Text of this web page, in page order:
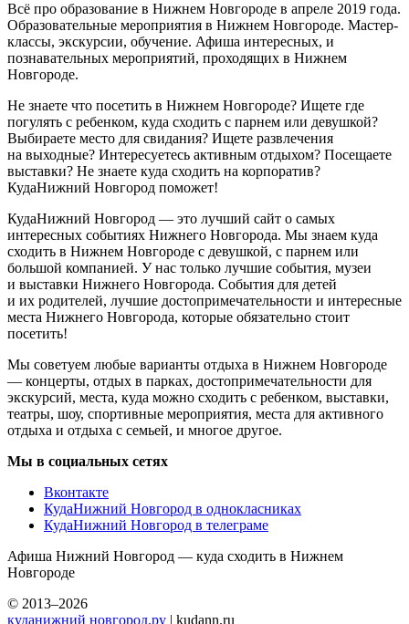
Всё про образование в Нижнем Новгороде в апреле 2019 года.
Образовательные мероприятия в Нижнем Новгороде. Мастер-
классы, экскурсии, обучение. Афиша интересных, и
познавательных мероприятий, проходящих в Нижнем
Новгороде.
Не знаете что посетить в Нижнем Новгороде? Ищете где
погулять с ребенком, куда сходить с парнем или девушкой?
Выбираете место для свидания? Ищете развлечения
на выходные? Интересуетесь активным отдыхом? Посещаете
выставки? Не знаете куда сходить на корпоратив?
КудаНижний Новгород поможет!
КудаНижний Новгород — это лучший сайт о самых
интересных событиях Нижнего Новгорода. Мы знаем куда
сходить в Нижнем Новгороде с девушкой, с парнем или
большой компанией. У нас только лучшие события, музеи
и выставки Нижнего Новгорода. События для детей
и их родителей, лучшие достопримечательности и интересные
места Нижнего Новгорода, которые обязательно стоит
посетить!
Мы советуем любые варианты отдыха в Нижнем Новгороде
— концерты, отдых в парках, достопримечательности для
экскурсий, места, куда можно сходить с ребенком, выставки,
театры, шоу, спортивные мероприятия, места для активного
отдыха и отдыха с семьей, и многое другое.
Мы в социальных сетях
Вконтакте
КудаНижний Новгород в однокласниках
КудаНижний Новгород в телеграме
Афиша Нижний Новгород — куда сходить в Нижнем
Новгороде
© 2013–2026
куданижний новгород.ру | kudann.ru